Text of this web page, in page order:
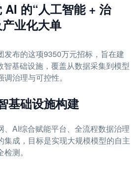
AI 的“人工智能 + 治
业化大单
发布的这项9350万元招标，旨在建
智基础设施，覆盖从数据采集到模型
治理与可控性。
基础设施构建
、AI综合赋能平台、全流程数据治理
集成，目标是实现大规模模型的自主
测。